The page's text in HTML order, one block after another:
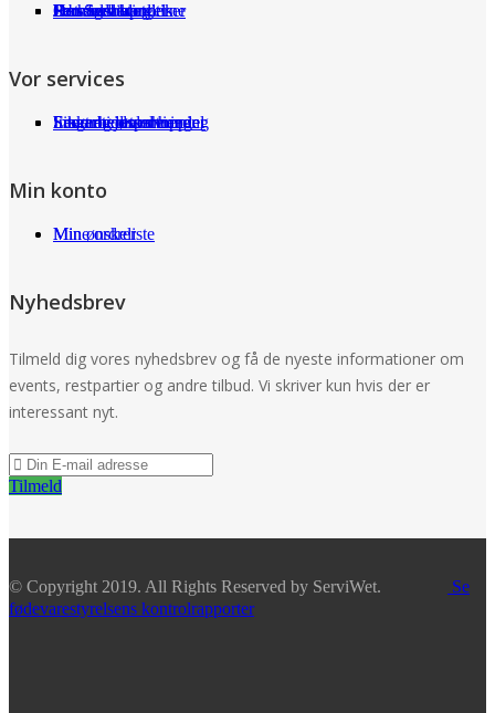
Om Serviwet
Serviwet blog
Forhandlere
Persondatapolitik
Handelsbetingelser
Det siger kunderne
Jobs
Vor services
Fragt og returneringer
Sikkerhed ved handel
International shopping
Samarbejdspartnere
Leverandørservice
Min konto
Min ønskeliste
Mine ordrer
Nyhedsbrev
Tilmeld dig vores nyhedsbrev og få de nyeste informationer om
events, restpartier og andre tilbud. Vi skriver kun hvis der er
interessant nyt.
Tilmeld
© Copyright 2019. All Rights Reserved by ServiWet.
Se
fødevarestyrelsens kontrolrapporter